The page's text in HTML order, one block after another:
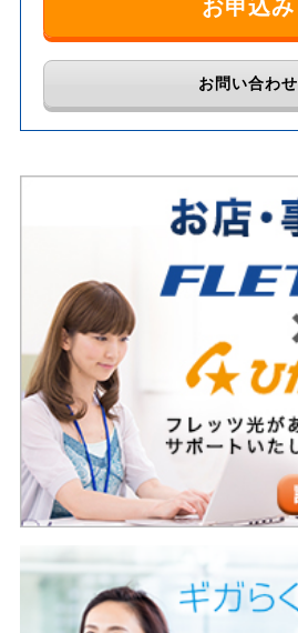
お申込み
お問い合わせ